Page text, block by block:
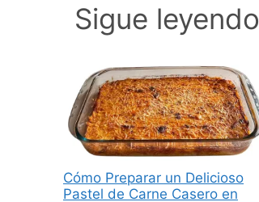
Sigue leyendo
Cómo Preparar un Delicioso
Pastel de Carne Casero en